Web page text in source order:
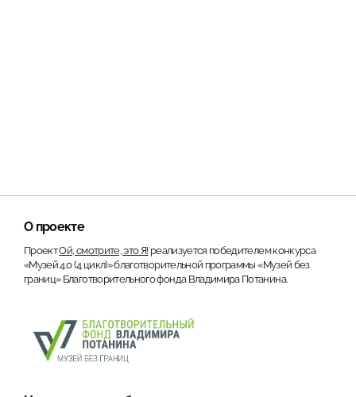
О проекте
ПроектОй, смотрите, это Я! реализуется победителем конкурса
«Музей 4.0 (4 цикл)» благотворительной программы «Музей без
границ» Благотворительного фонда Владимира Потанина.